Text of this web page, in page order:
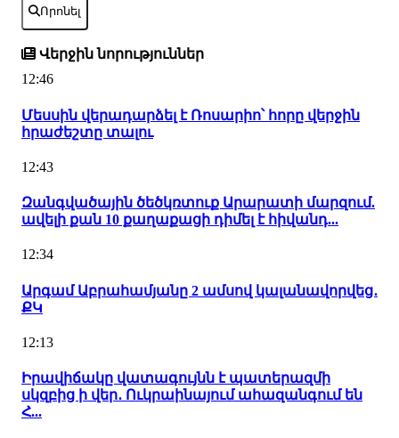
Որոնել
Վերջին նորություններ
12:46
Մեսսին վերադարձել է Ռոսարիո՝ հորը վերջին
հրաժեշտը տալու
12:43
Զանգվածային ծեծկռտուք Արարատի մարզում.
ավելի քան 10 քաղաքացի դիմել է հիվանդ...
12:34
Արգամ Աբրահամյանը 2 ամսով կալանավորվեց․
ՔԿ
12:13
Իրավիճակը վատագույնն է պատերազմի
սկզբից ի վեր․ Ուկրաինայում ահազանգում են
Հ...